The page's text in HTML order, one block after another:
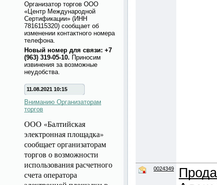
Организатор торгов ООО
«Центр Международной
Сертификации» (ИНН
7816115320) сообщает об
изменении контактного номера
телефона.
Новый номер для связи: +7
(963) 319-05-10. Приносим
извинения за возможные
неудобства.
11.08.2021 10:15
Вниманию Организаторам
торгов
ООО «Балтийская
электронная площадка»
сообщает организаторам
торгов о возможности
использования расчетного
счета оператора
0024349